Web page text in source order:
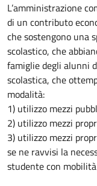
L’amministrazione
di un contributo
che sostengono una
scolastico, che
famiglie degli alunni
scolastica, che
modalità:
1) utilizzo mezzi
2) utilizzo mezzi
3) utilizzo mezzi
se ne ravvisi la
studente con